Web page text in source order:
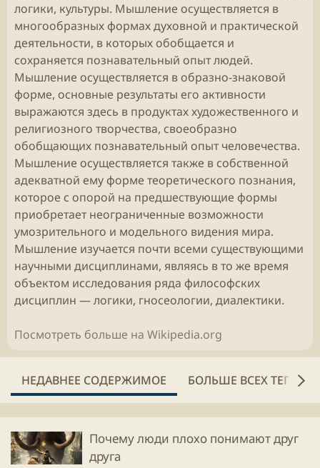
логики, культуры. Мышление осуществляется в
многообразных формах духовной и практической
деятельности, в которых обобщается и
сохраняется познавательный опыт людей.
Мышление осуществляется в образно-знаковой
форме, основные результаты его активности
выражаются здесь в продуктах художественного и
религиозного творчества, своеобразно
обобщающих познавательный опыт человечества.
Мышление осуществляется также в собственной
адекватной ему форме теоретического познания,
которое с опорой на предшествующие формы
приобретает неограниченные возможности
умозрительного и модельного видения мира.
Мышление изучается почти всеми существующими
научными дисциплинами, являясь в то же время
объектом исследования ряда философских
дисциплин — логики, гносеологии, диалектики.
Посмотреть больше на Wikipedia.org
НЕДАВНЕЕ СОДЕРЖИМОЕ БОЛЬШЕ ВСЕХ ТЕГОВ
Почему люди плохо понимают друг
друга